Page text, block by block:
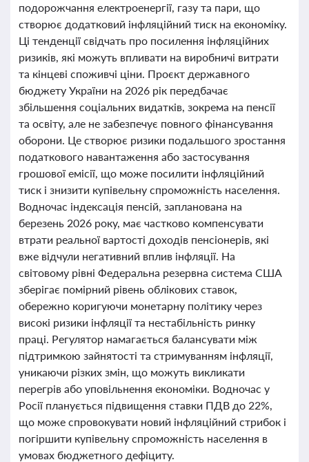
подорожчання електроенергії, газу та пари, що
створює додатковий інфляційний тиск на економіку.
Ці тенденції свідчать про посилення інфляційних
ризиків, які можуть впливати на виробничі витрати
та кінцеві споживчі ціни. Проєкт державного
бюджету України на 2026 рік передбачає
збільшення соціальних видатків, зокрема на пенсії
та освіту, але не забезпечує повного фінансування
оборони. Це створює ризики подальшого зростання
податкового навантаження або застосування
грошової емісії, що може посилити інфляційний
тиск і знизити купівельну спроможність населення.
Водночас індексація пенсій, запланована на
березень 2026 року, має частково компенсувати
втрати реальної вартості доходів пенсіонерів, які
вже відчули негативний вплив інфляції. На
світовому рівні Федеральна резервна система США
зберігає помірний рівень облікових ставок,
обережно коригуючи монетарну політику через
високі ризики інфляції та нестабільність ринку
праці. Регулятор намагається балансувати між
підтримкою зайнятості та стримуванням інфляції,
уникаючи різких змін, що можуть викликати
перегрів або уповільнення економіки. Водночас у
Росії планується підвищення ставки ПДВ до 22%,
що може спровокувати новий інфляційний стрибок і
погіршити купівельну спроможність населення в
умовах бюджетного дефіциту.